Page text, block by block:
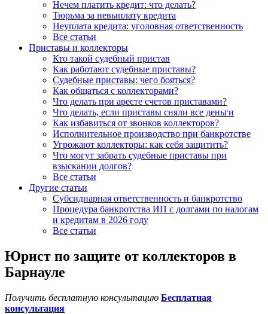
Нечем платить кредит: что делать?
Тюрьма за невыплату кредита
Неуплата кредита: уголовная ответственность
Все статьи
Приставы и коллекторы
Кто такой судебный пристав
Как работают судебные приставы?
Судебные приставы: чего бояться?
Как общаться с коллекторами?
Что делать при аресте счетов приставами?
Что делать, если приставы сняли все деньги
Как избавиться от звонков коллекторов?
Исполнительное производство при банкротстве
Угрожают коллекторы: как себя защитить?
Что могут забрать судебные приставы при
взыскании долгов?
Все статьи
Другие статьи
Субсидиарная ответственность и банкротство
Процедура банкротства ИП с долгами по налогам
и кредитам в 2026 году
Все статьи
Юрист по защите от коллекторов в
Барнауле
Получить бесплатную консультацию Бесплатная
консультация